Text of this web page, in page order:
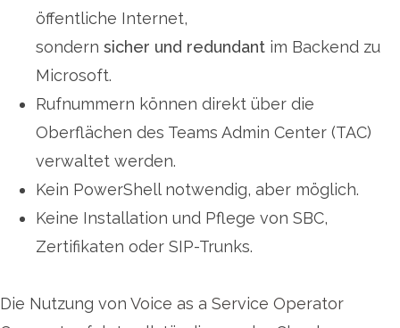
öffentliche Internet,
sondern sicher und redundant im Backend zu
Microsoft.
Rufnummern können direkt über die
Oberflächen des Teams Admin Center (TAC)
verwaltet werden.
Kein PowerShell notwendig, aber möglich.
Keine Installation und Pflege von SBC,
Zertifikaten oder SIP-Trunks.
Die Nutzung von Voice as a Service Operator